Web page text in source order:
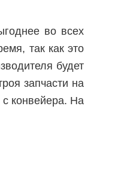
во всех
так как это
будет
запчасти на
с конвейера. На